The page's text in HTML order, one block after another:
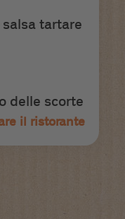
tartare
delle scorte
il ristorante